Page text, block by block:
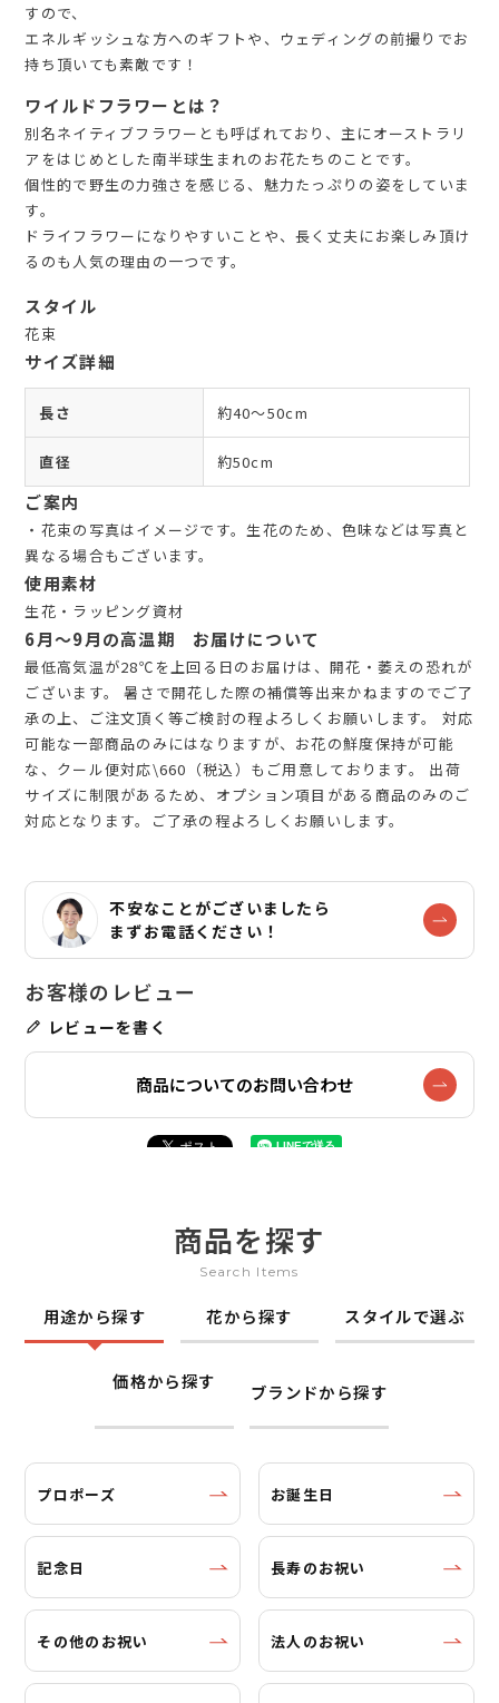
すので、
エネルギッシュな方へのギフトや、ウェディングの前撮りでお
持ち頂いても素敵です！
ワイルドフラワーとは？
別名ネイティブフラワーとも呼ばれており、主にオーストラリ
アをはじめとした南半球生まれのお花たちのことです。
個性的で野生の力強さを感じる、魅力たっぷりの姿をしていま
す。
ドライフラワーになりやすいことや、長く丈夫にお楽しみ頂け
るのも人気の理由の一つです。
スタイル
花束
サイズ詳細
長さ 約40～50cm
直径 約50cm
ご案内
・花束の写真はイメージです。生花のため、色味などは写真と
異なる場合もございます。
使用素材
生花・ラッピング資材
6月～9月の高温期 お届けについて
最低高気温が28℃を上回る日のお届けは、開花・萎えの恐れが
ございます。 暑さで開花した際の補償等出来かねますのでご了
承の上、ご注文頂く等ご検討の程よろしくお願いします。 対応
可能な一部商品のみにはなりますが、お花の鮮度保持が可能
な、クール便対応\660（税込）もご用意しております。 出荷
サイズに制限があるため、オプション項目がある商品のみのご
対応となります。ご了承の程よろしくお願いします。
不安なことがございましたら
まずお電話ください！
レビューを書く
商品についてのお問い合わせ
商品を探す
Search Items
用途から探す 花から探す スタイルで選ぶ
価格から探す ブランドから探す
プロポーズ お誕生日
記念日 長寿のお祝い
その他のお祝い 法人のお祝い